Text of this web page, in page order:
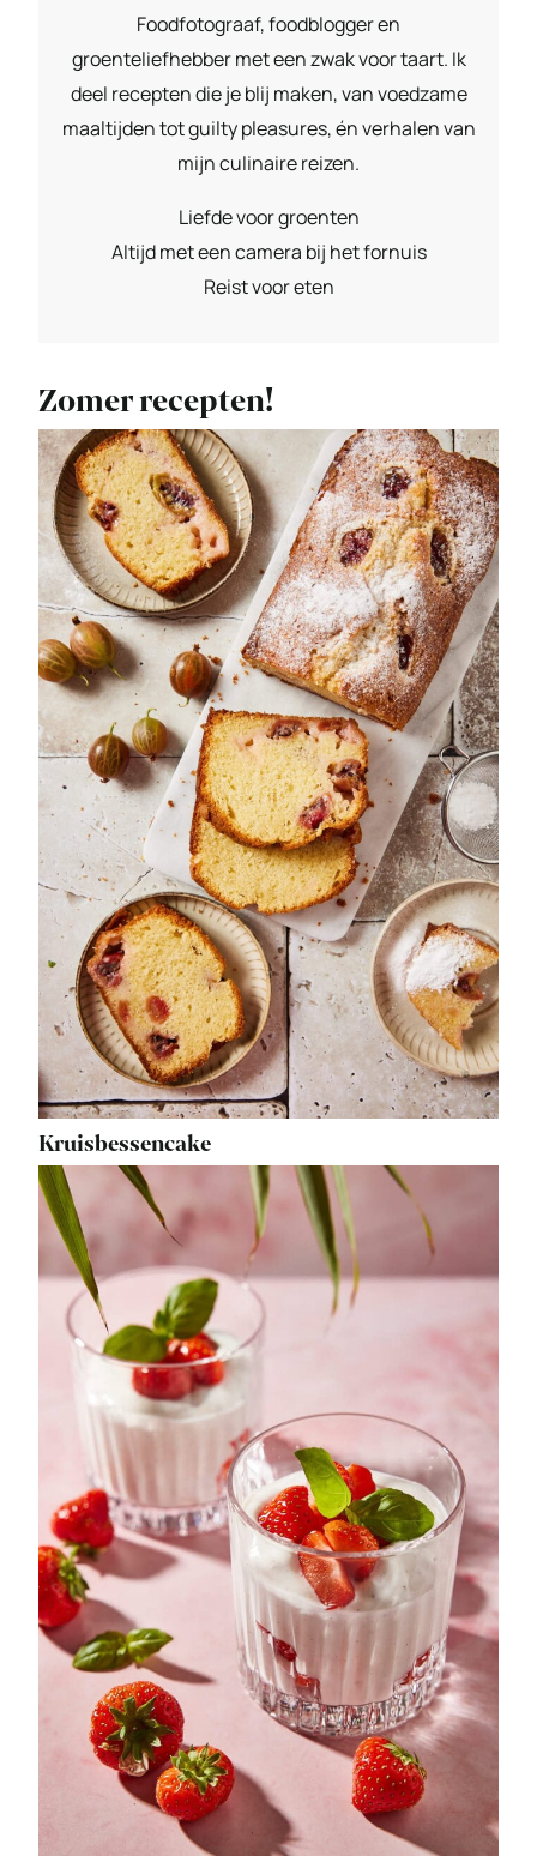
Foodfotograaf, foodblogger en
groenteliefhebber met een zwak voor taart. Ik
deel recepten die je blij maken, van voedzame
maaltijden tot guilty pleasures, én verhalen van
mijn culinaire reizen.
Liefde voor groenten
Altijd met een camera bij het fornuis
Reist voor eten
Zomer recepten!
Kruisbessencake